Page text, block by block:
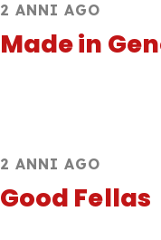
2 ANNI AGO
Made in
2 ANNI AGO
Good Fellas